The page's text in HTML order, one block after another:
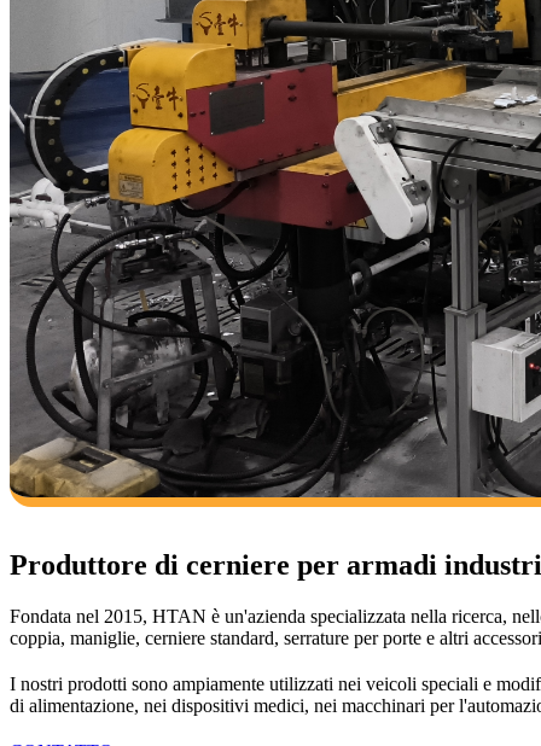
Produttore di cerniere per armadi
Fondata nel 2015, HTAN è un'azienda specializzata nella ricerca,
coppia, maniglie, cerniere standard, serrature per porte e altri
I nostri prodotti sono ampiamente utilizzati nei veicoli speciali e
di alimentazione, nei dispositivi medici, nei macchinari per